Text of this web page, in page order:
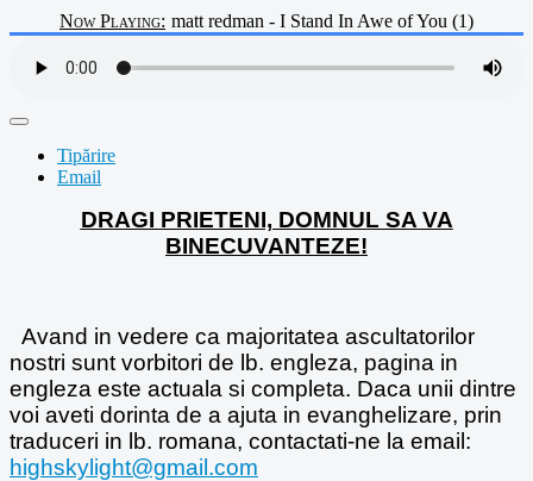
Now Playing: matt redman - I Stand In Awe of You (1)
Tipărire
Email
DRAGI PRIETENI, DOMNUL SA VA
BINECUVANTEZE!
Avand in vedere ca majoritatea ascultatorilor
nostri sunt vorbitori de lb. engleza, pagina in
engleza este actuala si completa. Daca unii dintre
voi aveti dorinta de a ajuta in evanghelizare, prin
traduceri in lb. romana, contactati-ne la email:
highskylight@gmail.com